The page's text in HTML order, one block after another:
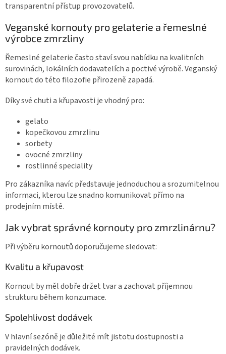
transparentní přístup provozovatelů.
Veganské kornouty pro gelaterie a řemeslné
výrobce zmrzliny
Řemeslné gelaterie často staví svou nabídku na kvalitních
surovinách, lokálních dodavatelích a poctivé výrobě. Veganský
kornout do této filozofie přirozeně zapadá.
Díky své chuti a křupavosti je vhodný pro:
gelato
kopečkovou zmrzlinu
sorbety
ovocné zmrzliny
rostlinné speciality
Pro zákazníka navíc představuje jednoduchou a srozumitelnou
informaci, kterou lze snadno komunikovat přímo na
prodejním místě.
Jak vybrat správné kornouty pro zmrzlinárnu?
Při výběru kornoutů doporučujeme sledovat:
Kvalitu a křupavost
Kornout by měl dobře držet tvar a zachovat příjemnou
strukturu během konzumace.
Spolehlivost dodávek
V hlavní sezóně je důležité mít jistotu dostupnosti a
pravidelných dodávek.